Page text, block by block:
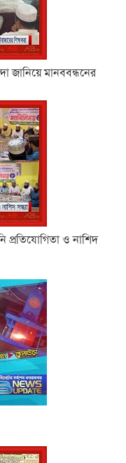
জানিয়ে মানববন্ধনের
প্রতিযোগিতা ও নাশিদ